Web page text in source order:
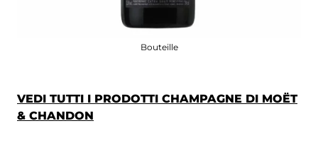
Bouteille
VEDI TUTTI I PRODOTTI CHAMPAGNE DI MOËT
& CHANDON